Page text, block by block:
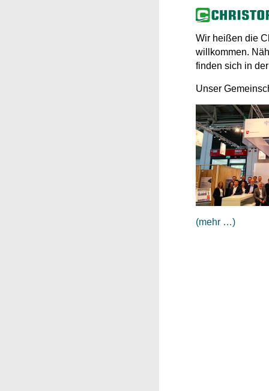
Wir heißen die
willkommen.
finden sich in
Unser
(mehr …)